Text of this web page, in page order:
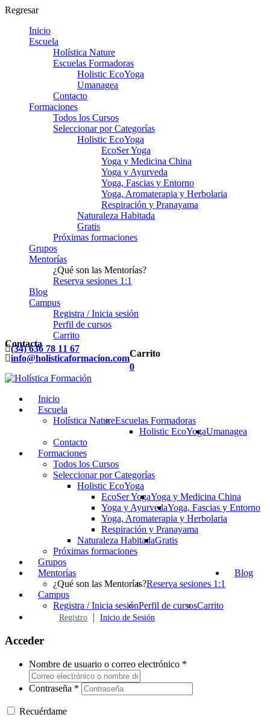
Regresar
Inicio
Escuela
Holística Nature
Escuelas Formadoras
Holistic EcoYoga
Umanagea
Contacto
Formaciones
Todos los Cursos
Seleccionar por Categorías
Holistic EcoYoga
EcoSer Yoga
Yoga y Medicina China
Yoga y Ayurveda
Yoga, Fascias y Entorno
Yoga, Aromaterapia y Herbolaria
Respiración y Pranayama
Naturaleza Habitada
Gratis
Próximas formaciones
Grupos
Mentorías
¿Qué son las Mentorías?
Reserva sesiones 1:1
Blog
Campus
Registra / Inicia sesión
Perfil de cursos
Carrito
Contacta
(34) 636 78 11 67
info@holisticaformacion.comCarrito
0
Inicio
Escuela
Holística NatureEscuelas Formadoras
Holistic EcoYogaUmanagea
Contacto
Formaciones
Todos los Cursos
Seleccionar por Categorías
Holistic EcoYoga
EcoSer YogaYoga y Medicina China
Yoga y AyurvedaYoga, Fascias y Entorno
Yoga, Aromaterapia y Herbolaria
Respiración y Pranayama
Naturaleza HabitadaGratis
Próximas formaciones
Grupos
Mentorías
¿Qué son las Mentorías?Reserva sesiones 1:1
Blog
Campus
Registra / Inicia sesiónPerfil de cursosCarrito
Registro Inicio de Sesión
Acceder
Nombre de usuario o correo electrónico *
Contraseña *
Recuérdame